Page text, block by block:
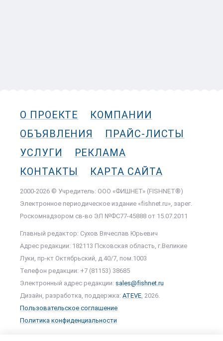
О ПРОЕКТЕ
КОМПАНИИ
ОБЪЯВЛЕНИЯ
ПРАЙС-ЛИСТЫ
УСЛУГИ
РЕКЛАМА
КОНТАКТЫ
КАРТА САЙТА
2000-2026 © Учредитель: ООО «ФИШНЕТ» (FISHNET®)
Электронное периодическое издание «fishnet.ru», зарег.
Роскомнадзором cв-во ЭЛ №ФС77-45888 от 15.07.2011
Главный редактор: Сухов Вячеслав Юрьевич
Адрес редакции: 182113 Псковская область, г.Великие
Луки, пр-кт Октябрьский, д.40/7, пом.1003
Телефон редакции: +7 (81153) 38685
Электронный адрес редакции: sales@fishnet.ru
Дизайн, разработка, поддержка: ATEVE , 2026.
Пользовательское соглашение
Политика конфиденциальности